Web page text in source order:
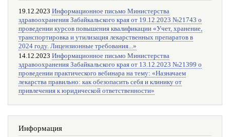
19.12.2023 Информационное письмо Министерства
здравоохранения Забайкальского края от 19.12.2023 №21743 о
проведении курсов повышения квалификации «Учет, хранение,
транспортировка и утилизация лекарственных препаратов в
2024 году. Лицензионные требования...»
14.12.2023 Информационное письмо Министерства
здравоохранения Забайкальского края от 13.12.2023 №21399 о
проведении практического вебинара на тему: «Назначаем
лекарства правильно: как обезопасить себя и клинику от
привлечения к юридической ответственности»
Информация